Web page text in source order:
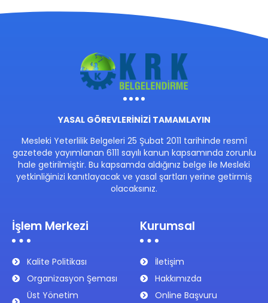
YASAL GÖREVLERİNİZİ TAMAMLAYIN
Mesleki Yeterlilik Belgeleri 25 Şubat 2011 tarihinde resmî
gazetede yayımlanan 6111 sayılı kanun kapsamında zorunlu
hale getirilmiştir. Bu kapsamda aldığınız belge ile Mesleki
yetkinliğinizi kanıtlayacak ve yasal şartları yerine getirmiş
olacaksınız.
İşlem Merkezi
Kalite Politikası
Organizasyon Şeması
Üst Yönetim
Kurumsal
İletişim
Hakkımızda
Online Başvuru